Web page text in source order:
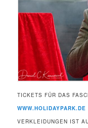
TICKETS FÜR DAS
WWW.HOLIDAYPARK.DE
VERKLEIDUNGEN IST